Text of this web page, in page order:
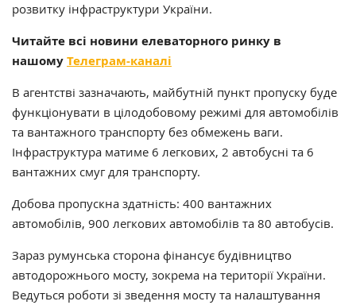
розвитку інфраструктури України.
Читайте всі новини елеваторного ринку в
нашомуТелеграм-каналі
В агентстві зазначають, майбутній пункт пропуску буде
функціонувати в цілодобовому режимі для автомобілів
та вантажного транспорту без обмежень ваги.
Інфраструктура матиме 6 легкових, 2 автобусні та 6
вантажних смуг для транспорту.
Добова пропускна здатність: 400 вантажних
автомобілів, 900 легкових автомобілів та 80 автобусів.
Зараз румунська сторона фінансує будівництво
автодорожнього мосту, зокрема на території України.
Ведуться роботи зі зведення мосту та налаштування